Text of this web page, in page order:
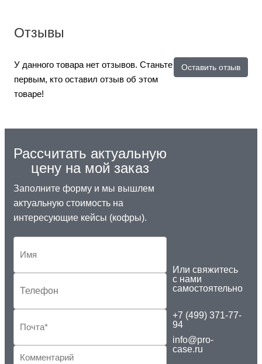
Отзывы
Оставить отзыв
У данного товара нет отзывов. Станьте
первым, кто оставил отзыв об этом
товаре!
Рассчитать актуальную
цену на мой заказ
Заполните форму и мы вышлем
актуальную стоимость на
интересующие кейсы (кофры).
Или свяжитесь
с нами
самостоятельно
+7 (499) 371-77-
94
info@pro-
case.ru